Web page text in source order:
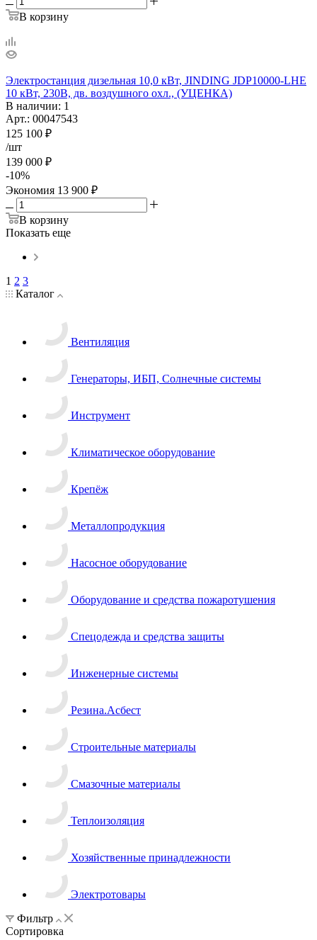
В корзину
Электростанция дизельная 10,0 кВт, JINDING JDP10000-LHE
10 кВт, 230В, дв. воздушного охл., (УЦЕНКА)
В наличии: 1
Арт.: 00047543
125 100 ₽
/шт
139 000 ₽
-10%
Экономия 13 900 ₽
В корзину
Показать еще
1 2 3
Каталог
Вентиляция
Генераторы, ИБП, Солнечные системы
Инструмент
Климатическое оборудование
Крепёж
Металлопродукция
Насосное оборудование
Оборудование и средства пожаротушения
Спецодежда и средства защиты
Инженерные системы
Резина.Асбест
Строительные материалы
Смазочные материалы
Теплоизоляция
Хозяйственные принадлежности
Электротовары
Фильтр
Сортировка